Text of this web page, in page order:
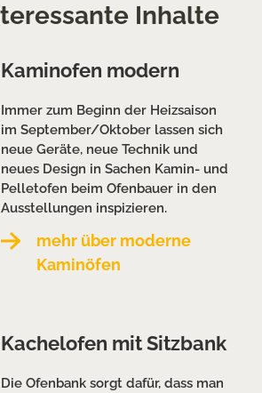
Inhalte
Kaminofen modern
Immer zum Beginn der Heizsaison
im September/Oktober lassen sich
neue Geräte, neue Technik und
neues Design in Sachen Kamin- und
Pelletofen beim Ofenbauer in den
Ausstellungen inspizieren.
mehr über moderne
Kaminöfen
Kachelofen mit Sitzbank
Die Ofenbank sorgt dafür, dass man